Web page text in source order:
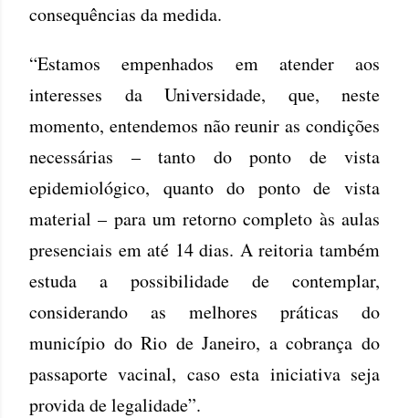
consequências da medida.
“Estamos empenhados em atender aos
interesses da Universidade, que, neste
momento, entendemos não reunir as condições
necessárias – tanto do ponto de vista
epidemiológico, quanto do ponto de vista
material – para um retorno completo às aulas
presenciais em até 14 dias. A reitoria também
estuda a possibilidade de contemplar,
considerando as melhores práticas do
município do Rio de Janeiro, a cobrança do
passaporte vacinal, caso esta iniciativa seja
provida de legalidade”.